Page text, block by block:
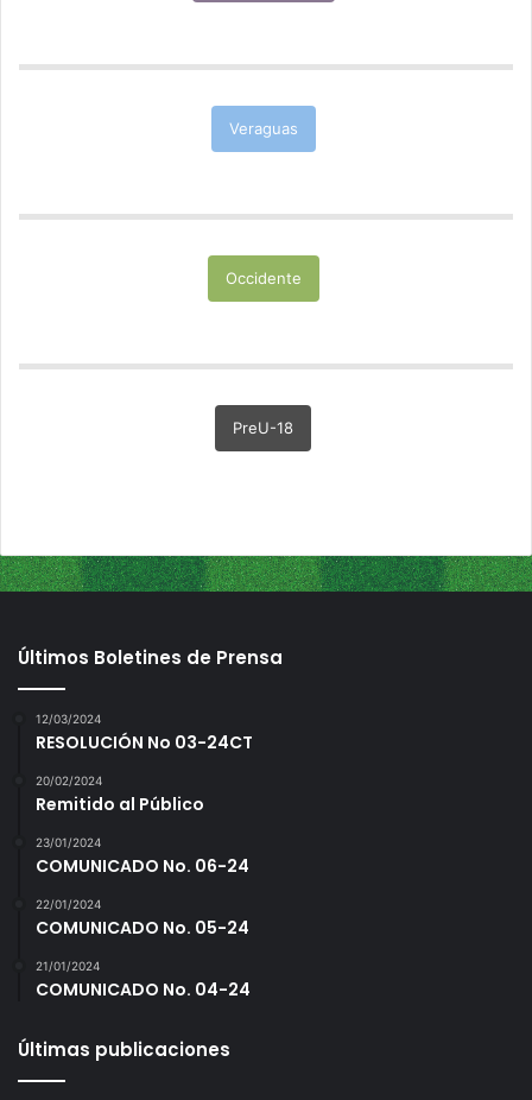
Veraguas
Occidente
PreU-18
Últimos Boletines de Prensa
12/03/2024
RESOLUCIÓN No 03-24CT
20/02/2024
Remitido al Público
23/01/2024
COMUNICADO No. 06-24
22/01/2024
COMUNICADO No. 05-24
21/01/2024
COMUNICADO No. 04-24
Últimas publicaciones